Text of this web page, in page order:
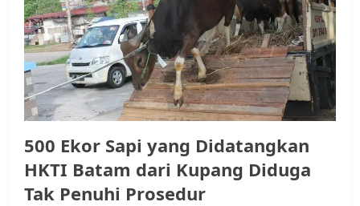
500 Ekor Sapi yang Didatangkan
HKTI Batam dari Kupang Diduga
Tak Penuhi Prosedur